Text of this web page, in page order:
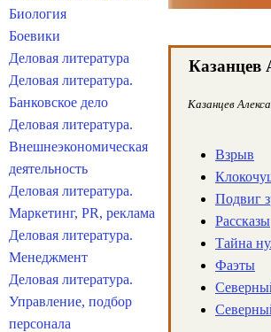
Казанцев
Казанцев
Взрыв
Подвиг
Рассказы
Тайна
Фаэты
Биология
Боевики
Деловая литература
Деловая литература.
Банковское дело
Деловая литература.
Внешнеэкономическая
деятельность
Деловая литература.
Маркетинг, PR, реклама
Деловая литература.
Менеджмент
Деловая литература.
Управление, подбор
персонала